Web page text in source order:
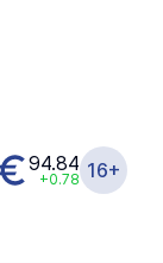
94.84
+0.78 16+